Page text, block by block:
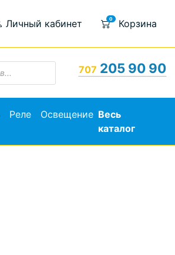
Личный кабинет 0 Корзина
707 205 90 90
Реле Освещение Весь
каталог